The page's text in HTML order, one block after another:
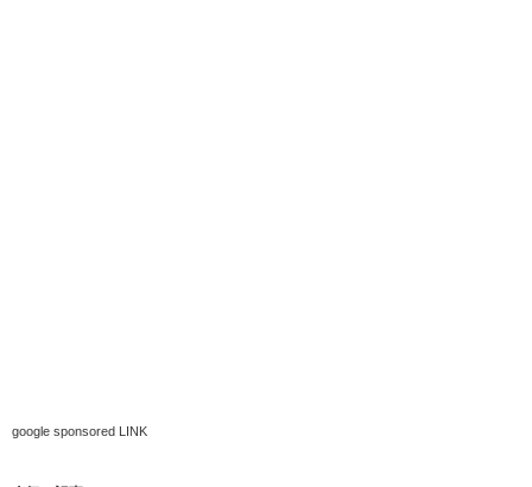
google sponsored LINK